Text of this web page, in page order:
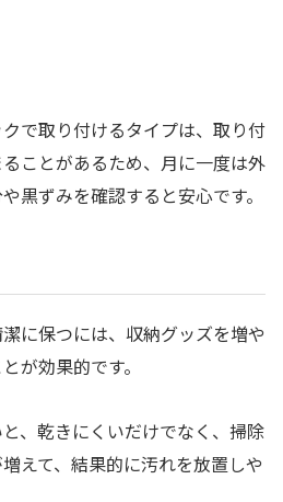
で取り付けるタイプは、取り付
ことがあるため、月に一度は外
黒ずみを確認すると安心です。
に保つには、収納グッズを増や
が効果的です。
、乾きにくいだけでなく、掃除
えて、結果的に汚れを放置しや